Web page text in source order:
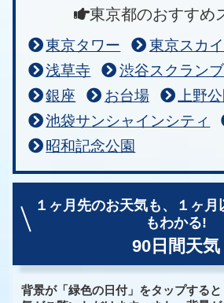
東京都のおすすめ
東京タワー
東京スカ
浅草寺
渋谷スクラン
銀座
お台場
上野
池袋サンシャインシティ
昭和記念公園
１ヶ月先のお天気も、
１ヶ
もわかる!
90日間天気
背景が「緑色の日付」をタップする